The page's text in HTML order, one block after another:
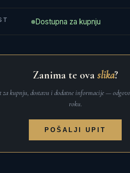
Dostupna za kupnju
Zanima te ovaslika?
za kupnju, dostavu i dodatne informacije —
roku.
POŠALJI UPIT